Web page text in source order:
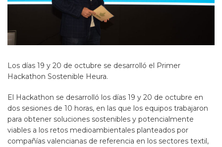
Los días 19 y 20 de octubre se desarrolló el Primer
Hackathon Sostenible Heura.
El Hackathon se desarrolló los días 19 y 20 de octubre en
dos sesiones de 10 horas, en las que los equipos trabajaron
para obtener soluciones sostenibles y potencialmente
viables a los retos medioambientales planteados por
compañías valencianas de referencia en los sectores textil,